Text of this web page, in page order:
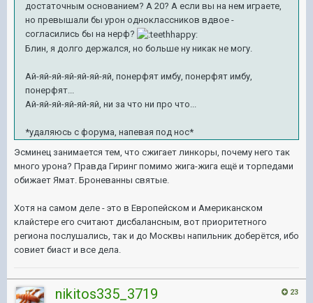
достаточным основанием? А 20? А если вы на нем играете,
но превышали бы урон одноклассников вдвое -
согласились бы на нерф?
Блин, я долго держался, но больше ну никак не могу.
Ай-яй-яй-яй-яй-яй-яй, понерфят имбу, понерфят имбу,
понерфят...
Ай-яй-яй-яй-яй-яй, ни за что ни про что...
*удаляюсь с форума, напевая под нос*
Эсминец занимается тем, что сжигает линкоры, почему него так
много урона? Правда Гиринг помимо жига-жига ещё и торпедами
обижает Ямат. Броневанны святые.
Хотя на самом деле - это в Европейском и Американском
клайстере его считают дисбалансным, вот приоритетного
региона послушались, так и до Москвы напильник доберётся, ибо
совиет биаст и все дела.
23
nikitos335_3719